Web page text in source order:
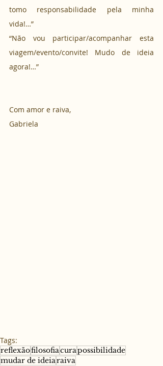
tomo responsabilidade pela minha
vida!…”
“Não vou participar/acompanhar esta
viagem/evento/convite! Mudo de ideia
agora!…”
Com amor e raiva,
Gabriela
Tags:
reflexãofilosofiacurapossibilidade
mudar de ideiaraiva